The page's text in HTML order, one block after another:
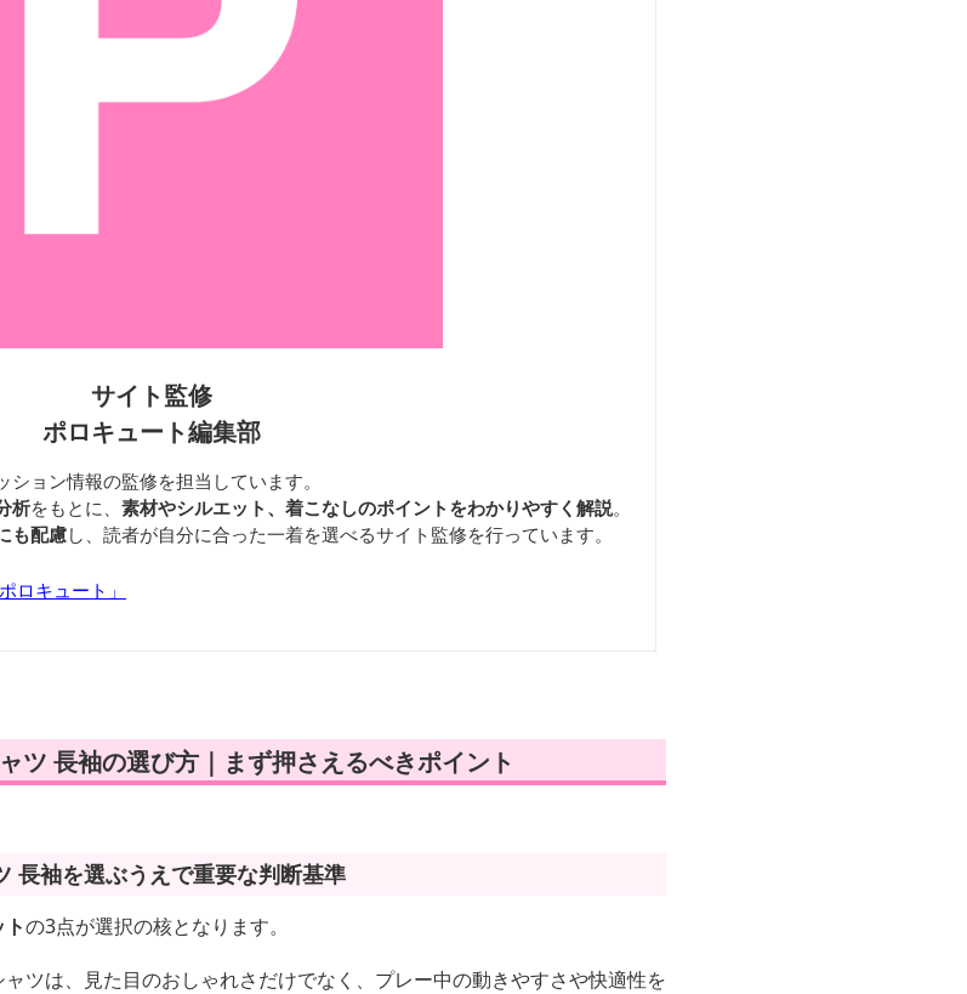
サイト監修
ポロキュート編集部
ョン情報の監修を担当しています。
析をもとに、 素材やシルエット、着こなしのポイントをわかりやすく解説。
も配慮し、読者が自分に合った一着を選べるサイト監修を行っています。
ロキュート」
ツ 長袖の選び方｜まず押さえるべきポイント
長袖を選ぶうえで重要な判断基準
の3点が選択の核となります。
ツは、見た目のおしゃれさだけでなく、プレー中の動きやすさや快適性を